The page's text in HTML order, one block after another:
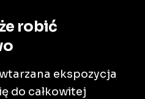
robić
ekspozycja
do całkowitej